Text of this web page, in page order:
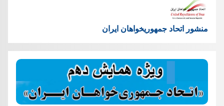
منشور اتحاد جمهوریخواهان ایران